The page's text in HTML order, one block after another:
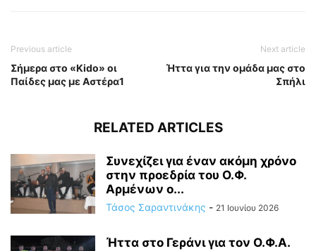
Previous article
Σήμερα στο «Kido» οι
Παίδες μας με Αστέρα1
Next article
Ήττα για την ομάδα μας στο
Σπήλι
RELATED ARTICLES
Συνεχίζει για έναν ακόμη χρόνο
στην προεδρία του Ο.Φ.
Αρμένων ο...
Τάσος Σαραντινάκης - 21 Ιουνίου 2026
Ήττα στο Γεράνι για τον Ο.Φ.Α.